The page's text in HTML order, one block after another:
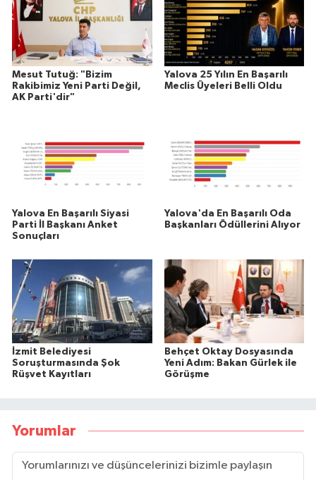
Mesut Tutuğ: "Bizim
Rakibimiz Yeni Parti Değil,
AK Parti'dir"
Yalova 25 Yılın En Başarılı
Meclis Üyeleri Belli Oldu
Yalova En Başarılı Siyasi
Parti İl Başkanı Anket
Sonuçları
Yalova'da En Başarılı Oda
Başkanları Ödüllerini Alıyor
İzmit Belediyesi
Soruşturmasında Şok
Rüşvet Kayıtları
Behçet Oktay Dosyasında
Yeni Adım: Bakan Gürlek ile
Görüşme
Yorumlar